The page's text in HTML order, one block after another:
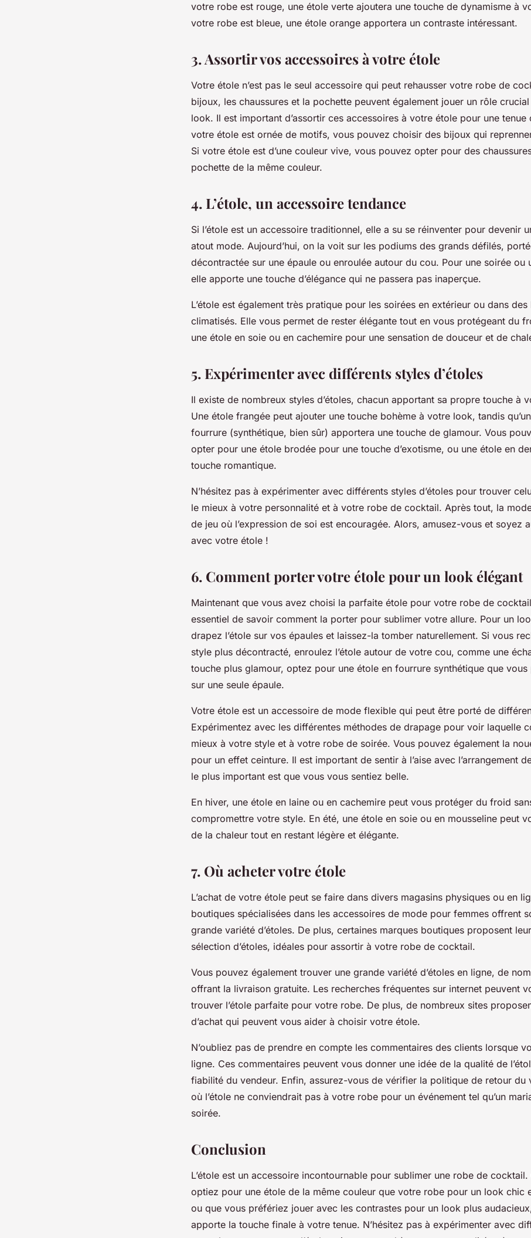
votre robe est rouge, une étole verte ajoutera une touche de dynamisme à
votre robe est bleue, une étole orange apportera un contraste intéressant.
3. Assortir vos accessoires à votre étole
Votre étole n’est pas le seul accessoire qui peut rehausser votre robe de
bijoux, les chaussures et la pochette peuvent également jouer un rôle
look. Il est important d’assortir ces accessoires à votre étole pour une tenue
votre étole est ornée de motifs, vous pouvez choisir des bijoux qui
Si votre étole est d’une couleur vive, vous pouvez opter pour des
pochette de la même couleur.
4. L’étole, un accessoire tendance
Si l’étole est un accessoire traditionnel, elle a su se réinventer pour devenir
atout mode. Aujourd’hui, on la voit sur les podiums des grands défilés,
décontractée sur une épaule ou enroulée autour du cou. Pour une soirée ou
elle apporte une touche d’élégance qui ne passera pas inaperçue.
L’étole est également très pratique pour les soirées en extérieur ou dans des
climatisés. Elle vous permet de rester élégante tout en vous protégeant du
une étole en soie ou en cachemire pour une sensation de douceur et de
5. Expérimenter avec différents styles d’étoles
Il existe de nombreux styles d’étoles, chacun apportant sa propre touche à
Une étole frangée peut ajouter une touche bohème à votre look, tandis
fourrure (synthétique, bien sûr) apportera une touche de glamour. Vous
opter pour une étole brodée pour une touche d’exotisme, ou une étole en
touche romantique.
N’hésitez pas à expérimenter avec différents styles d’étoles pour trouver
le mieux à votre personnalité et à votre robe de cocktail. Après tout, la
de jeu où l’expression de soi est encouragée. Alors, amusez-vous et soyez
avec votre étole !
6. Comment porter votre étole pour un look élégant
Maintenant que vous avez choisi la parfaite étole pour votre robe de
essentiel de savoir comment la porter pour sublimer votre allure. Pour un
drapez l’étole sur vos épaules et laissez-la tomber naturellement. Si vous
style plus décontracté, enroulez l’étole autour de votre cou, comme une
touche plus glamour, optez pour une étole en fourrure synthétique que
sur une seule épaule.
Votre étole est un accessoire de mode flexible qui peut être porté de
Expérimentez avec les différentes méthodes de drapage pour voir laquelle
mieux à votre style et à votre robe de soirée. Vous pouvez également la
pour un effet ceinture. Il est important de sentir à l’aise avec l’arrangement
le plus important est que vous vous sentiez belle.
En hiver, une étole en laine ou en cachemire peut vous protéger du froid
compromettre votre style. En été, une étole en soie ou en mousseline peut
de la chaleur tout en restant légère et élégante.
7. Où acheter votre étole
L’achat de votre étole peut se faire dans divers magasins physiques ou en
boutiques spécialisées dans les accessoires de mode pour femmes offrent
grande variété d’étoles. De plus, certaines marques boutiques proposent
sélection d’étoles, idéales pour assortir à votre robe de cocktail.
Vous pouvez également trouver une grande variété d’étoles en ligne, de
offrant la livraison gratuite. Les recherches fréquentes sur internet peuvent
trouver l’étole parfaite pour votre robe. De plus, de nombreux sites
d’achat qui peuvent vous aider à choisir votre étole.
N’oubliez pas de prendre en compte les commentaires des clients lorsque
ligne. Ces commentaires peuvent vous donner une idée de la qualité de
fiabilité du vendeur. Enfin, assurez-vous de vérifier la politique de retour du
où l’étole ne conviendrait pas à votre robe pour un événement tel qu’un
soirée.
Conclusion
L’étole est un accessoire incontournable pour sublimer une robe de cocktail.
optiez pour une étole de la même couleur que votre robe pour un look chic
ou que vous préfériez jouer avec les contrastes pour un look plus
apporte la touche finale à votre tenue. N’hésitez pas à expérimenter avec